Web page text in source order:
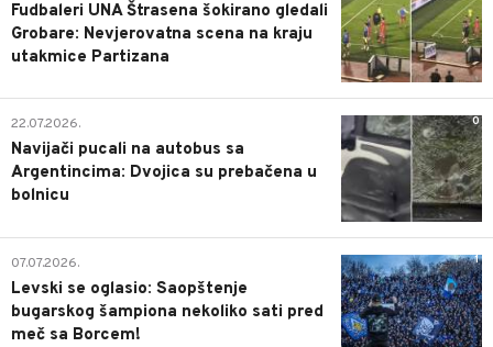
Fudbaleri UNA Štrasena šokirano gledali
Grobare: Nevjerovatna scena na kraju
utakmice Partizana
0
22.07.2026.
Navijači pucali na autobus sa
Argentincima: Dvojica su prebačena u
bolnicu
1
07.07.2026.
Levski se oglasio: Saopštenje
bugarskog šampiona nekoliko sati pred
meč sa Borcem!